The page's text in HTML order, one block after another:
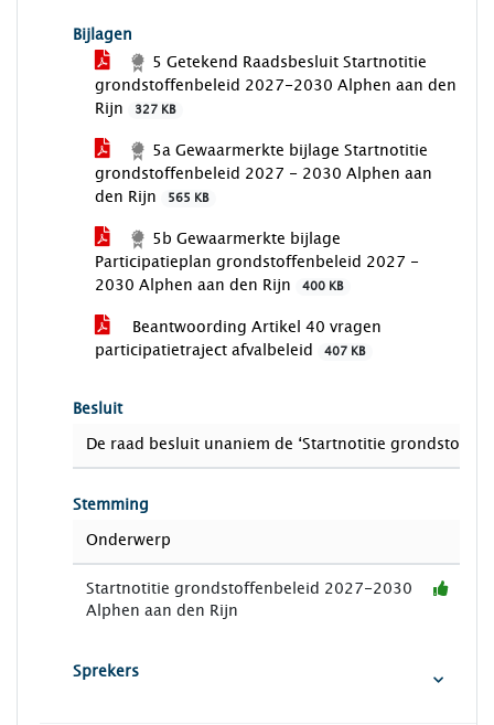
Bijlagen
5 Getekend Raadsbesluit Startnotitie
grondstoffenbeleid 2027-2030 Alphen aan den
Rijn
327 KB
5a Gewaarmerkte bijlage Startnotitie
grondstoffenbeleid 2027 - 2030 Alphen aan
den Rijn
565 KB
5b Gewaarmerkte bijlage
Participatieplan grondstoffenbeleid 2027 -
2030 Alphen aan den Rijn
400 KB
Beantwoording Artikel 40 vragen
participatietraject afvalbeleid
407 KB
Besluit
De raad besluit unaniem de ‘Startnotitie
Stemming
Onderwerp
Startnotitie grondstoffenbeleid 2027-2030
Alphen aan den Rijn
Sprekers